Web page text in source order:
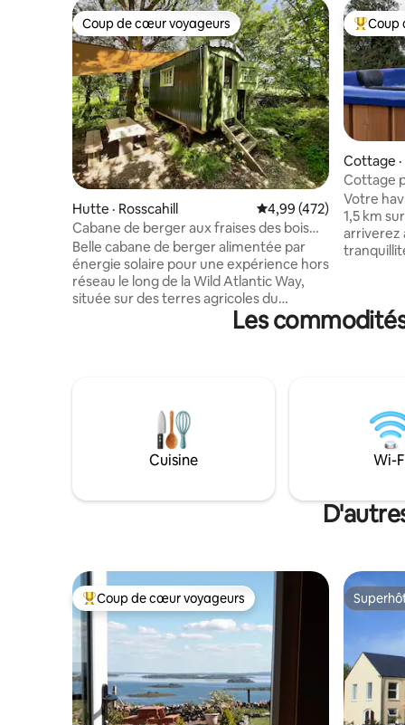
Coup de cœur voyageurs
Coup de cœur voyageurs
Hutte · Rosscahill Note moyenne de
4,99 (472)
Cabane de berger aux fraises des bois
avec jacuzzi
Belle cabane de berger alimentée par
énergie solaire pour une expérience hors
réseau le long de la Wild Atlantic Way,
située sur des terres agricoles du
Connemara, à 20 minutes de la ville de
Galway et à 10 minutes d'Oughterard et
extérieur/espace barbecue séparé et
dépendance avec toilettes, lavabo et
douche chauffée. Il y a un petit poêle à
bois dans la cabane de berger avec du
la literie sont également fournies.
Coup
Coup
Cottage
Cottage
foyer
Votre havre de
1,5 km
arriverez
jouez de
Les
Cuisine Wi-
Coup de cœur voyageurs parmi les plus aimés
Coup de cœur voyageurs